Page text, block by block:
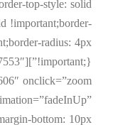
!important;border-
radius: 4px
bottom: 10px